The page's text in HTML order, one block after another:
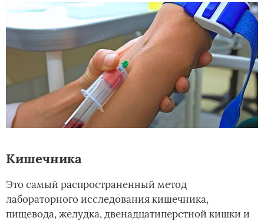
Кишечника
Это самый распространенный метод
лабораторного исследования кишечника,
пищевода, желудка, двенадцатиперстной кишки и